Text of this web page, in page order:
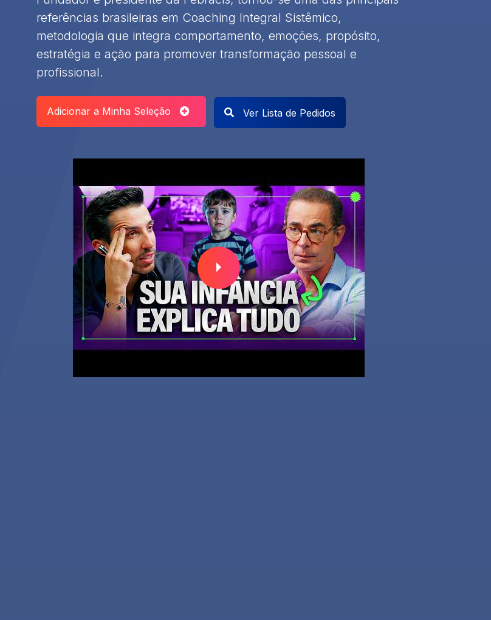
referências brasileiras em Coaching Integral Sistêmico,
metodologia que integra comportamento, emoções, propósito,
estratégia e ação para promover transformação pessoal e
profissional.
Adicionar a Minha Seleção Ver Lista de Pedidos